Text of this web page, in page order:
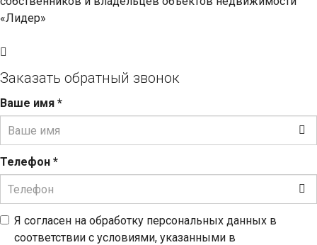
«Лидер»
Заказать обратный звонок
Ваше имя *
Телефон *
Я согласен на обработку персональных данных в
соответствии с условиями, указанными в